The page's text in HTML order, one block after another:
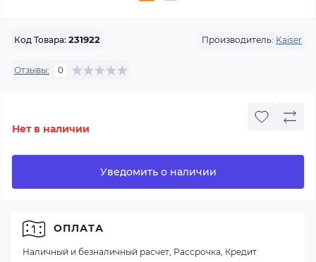
Код Товара: 231922 Производитель: Kaiser
Отзывы: 0
Нет в наличии
Уведомить о наличии
ОПЛАТА
Наличный и безналичный расчет, Рассрочка, Кредит